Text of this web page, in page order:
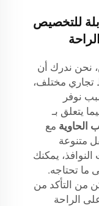
للتخصيص
نحن ندرك أن
مختلف،
نوفر
يتعلق بـ
الحاوية مع
متنوعة
النوافذ، يمكنك
ما تحتاجه.
من التأكد من
الراحة